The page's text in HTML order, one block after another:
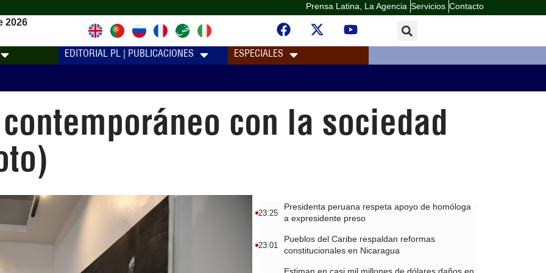
Prensa Latina, La Agencia Servicios Contacto
2026
EDITORIAL PL | PUBLICACIONES ESPECIALES
con la sociedad
23:25
Presidenta peruana respeta apoyo de homóloga
a expresidente preso
23:01
Pueblos del Caribe respaldan reformas
constitucionales en Nicaragua